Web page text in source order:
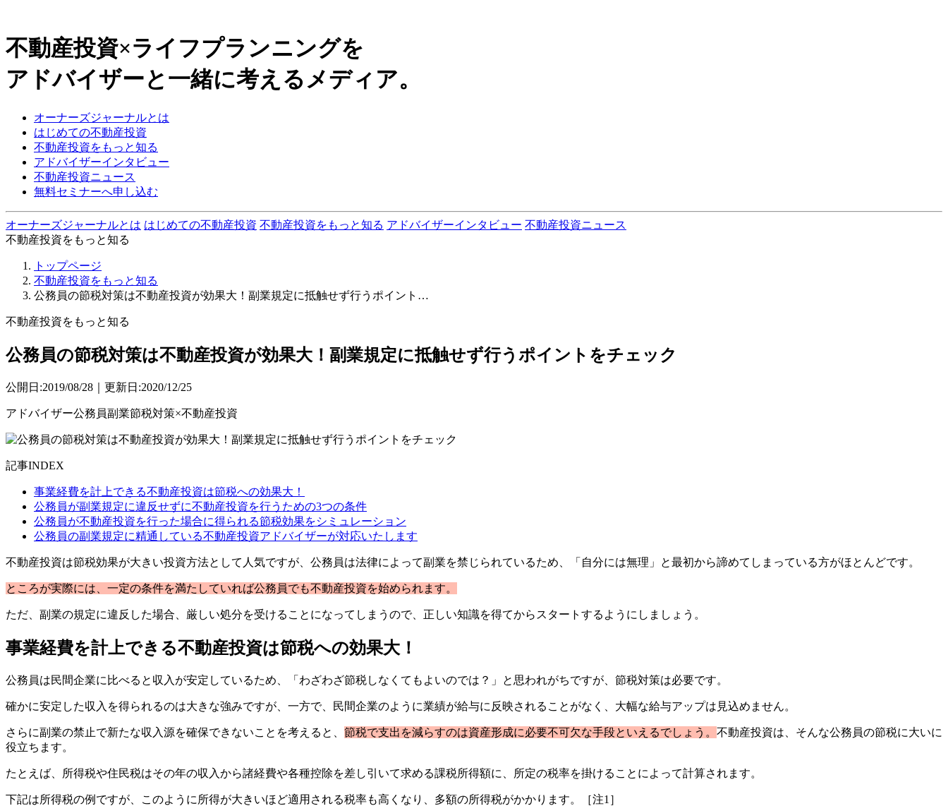
不動産投資×ライフプランニングを
アドバイザーと一緒に考えるメディア。
オーナーズジャーナルとは
はじめての不動産投資
不動産投資をもっと知る
アドバイザーインタビュー
不動産投資ニュース
無料セミナーへ申し込む
オーナーズジャーナルとは はじめての不動産投資 不動産投資をもっと知る アドバイザーインタビュー 不動産投資ニュース
不動産投資をもっと知る
トップページ
不動産投資をもっと知る
公務員の節税対策は不動産投資が効果大！副業規定に抵触せず行うポイント…
不動産投資をもっと知る
公務員の節税対策は不動産投資が効果大！副業規定に抵触せず行うポイントをチェック
公開日:2019/08/28｜更新日:2020/12/25
アドバイザー公務員副業節税対策×不動産投資
記事INDEX
事業経費を計上できる不動産投資は節税への効果大！
公務員が副業規定に違反せずに不動産投資を行うための3つの条件
公務員が不動産投資を行った場合に得られる節税効果をシミュレーション
公務員の副業規定に精通している不動産投資アドバイザーが対応いたします
不動産投資は節税効果が大きい投資方法として人気ですが、公務員は法律によって副業を禁じられているため、「自分には無理」と最初から諦めてしまっている方がほとんどです。
ところが実際には、一定の条件を満たしていれば公務員でも不動産投資を始められます。
ただ、副業の規定に違反した場合、厳しい処分を受けることになってしまうので、正しい知識を得てからスタートするようにしましょう。
事業経費を計上できる不動産投資は節税への効果大！
公務員は民間企業に比べると収入が安定しているため、「わざわざ節税しなくてもよいのでは？」と思われがちですが、節税対策は必要です。
確かに安定した収入を得られるのは大きな強みですが、一方で、民間企業のように業績が給与に反映されることがなく、大幅な給与アップは見込めません。
さらに副業の禁止で新たな収入源を確保できないことを考えると、 節税で支出を減らすのは資産形成に必要不可欠な手段といえるでしょう。 不動産投資は、そんな公務員の節税に大いに
役立ちます。
たとえば、所得税や住民税はその年の収入から諸経費や各種控除を差し引いて求める課税所得額に、所定の税率を掛けることによって計算されます。
下記は所得税の例ですが、このように所得が大きいほど適用される税率も高くなり、多額の所得税がかかります。［注1］